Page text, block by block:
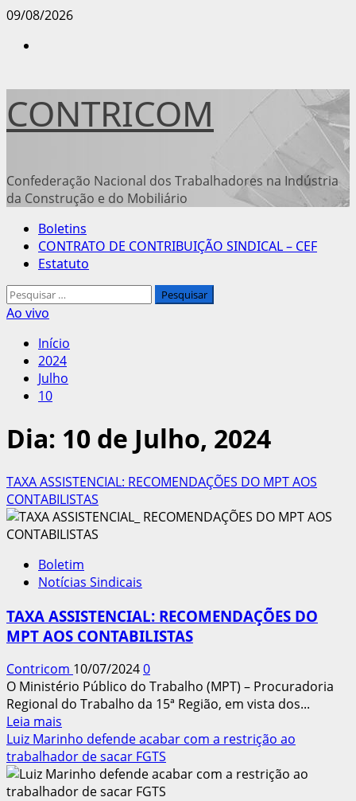
Avançar
09/08/2026
CONTRICOM
Confederação Nacional dos Trabalhadores na Indústria
da Construção e do Mobiliário
Menu
principal
Boletins
CONTRATO DE CONTRIBUIÇÃO SINDICAL – CEF
Estatuto
Pesquisar
por:
Ao vivo
Início
2024
Julho
10
Dia: 10 de Julho, 2024
TAXA ASSISTENCIAL: RECOMENDAÇÕES DO MPT AOS
CONTABILISTAS
Boletim
Notícias Sindicais
TAXA ASSISTENCIAL: RECOMENDAÇÕES DO
MPT AOS CONTABILISTAS
Contricom 10/07/20240
O Ministério Público do Trabalho (MPT) – Procuradoria
Regional do Trabalho da 15ª Região, em vista dos...
Leia mais
mais
sobre
TAXA
ASSISTENCIAL:
Luiz Marinho defende acabar com a restrição ao
trabalhador de sacar FGTS